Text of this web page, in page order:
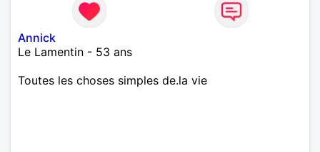
Annick
Le Lamentin - 53 ans
Toutes les choses simples de.la vie